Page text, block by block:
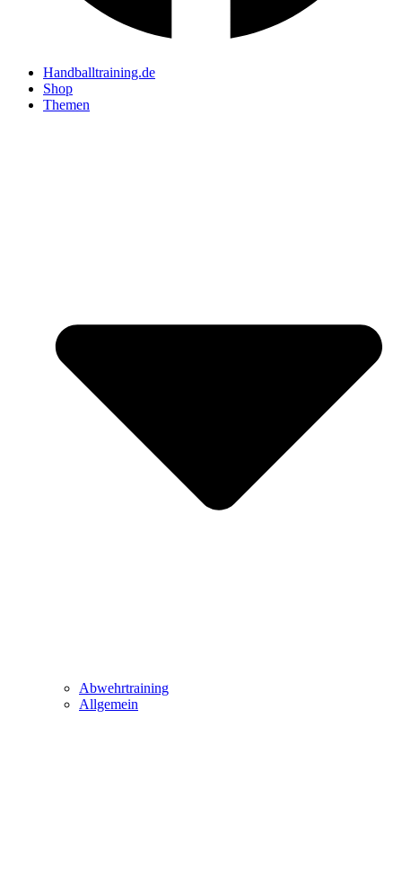
Handballtraining.de
Shop
Themen
Abwehrtraining
Allgemein